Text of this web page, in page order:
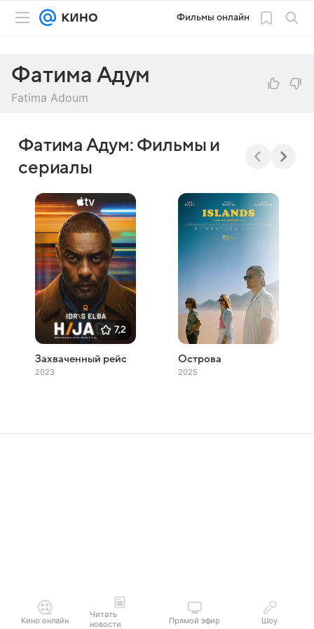
Фильмы онлайн
Фатима Адум
Fatima Adoum
Фатима Адум: Фильмы и
сериалы
7,2
Захваченный рейс
2023
Острова
2025
Кино онлайн
Читать
новости
Прямой эфир Шоу